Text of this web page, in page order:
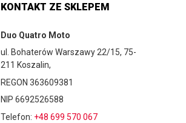
KONTAKT ZE SKLEPEM
Duo Quatro Moto
ul. Bohaterów Warszawy 22/15, 75-
211 Koszalin,
REGON 363609381
NIP 6692526588
Telefon: +48 699 570 067